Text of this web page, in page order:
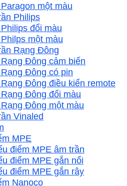
một màu
Philips
đổi màu
một màu
Rạng Đông
Đông cảm biến
Đông có pin
Đông điều kiển remote
Đông đổi màu
Đông một màu
Vinaled
MPE
điểm MPE âm trần
điểm MPE gắn nổi
điểm MPE gắn rây
Nanoco